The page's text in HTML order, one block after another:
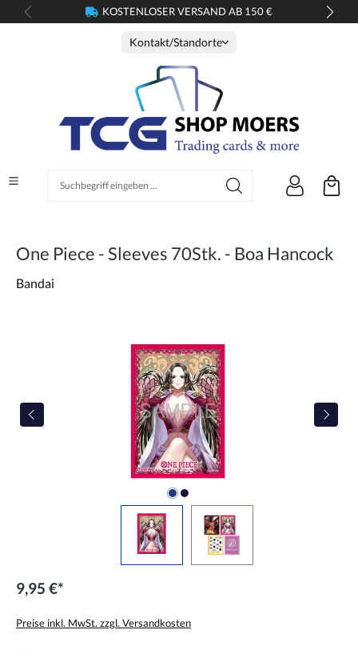
springen KOSTENLOSER VERSAND AB 150 €
Kontakt/Standorte
One Piece - Sleeves 70Stk. - Boa Hancock
Bandai
9,95 €*
Preise inkl. MwSt. zzgl. Versandkosten